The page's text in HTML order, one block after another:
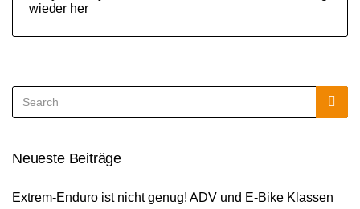
wieder her
for:
Neueste Beiträge
Extrem-Enduro ist nicht genug! ADV und E-Bike Klassen